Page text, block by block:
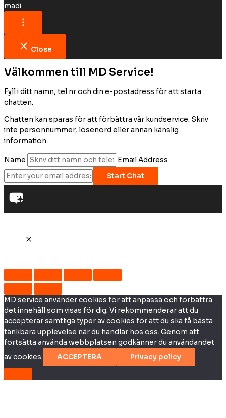
madi
Close
Välkommen till MD Service!
Fyll i ditt namn, tel nr och din e-postadress för att starta
chatten.
Chatten kan sparas för att förbättra vår kundservice. Skriv
inte personnummer, lösenord eller annan känslig
information.
Name
Email Address
Start Chat
MD service använder cookies för att anpassa och förbättra
det innehåll som visas för dig. Vi rekommenderar att du
accepterar samtliga typer av cookies för att du ska få bästa
tänkbara upplevelse när du handlar hos oss. Genom att
fortsätta använda webbplatsen godkänner du användandet
av cookies.
ACCEPTERA Privacy policy